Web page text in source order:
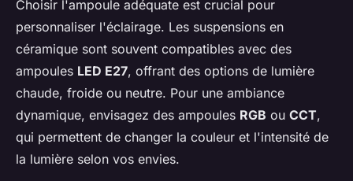
Choisir l'ampoule adéquate est crucial pour
personnaliser l'éclairage. Les suspensions en
céramique sont souvent compatibles avec des
ampoules LED E27, offrant des options de lumière
chaude, froide ou neutre. Pour une ambiance
dynamique, envisagez des ampoules RGB ou CCT,
qui permettent de changer la couleur et l'intensité de
la lumière selon vos envies.